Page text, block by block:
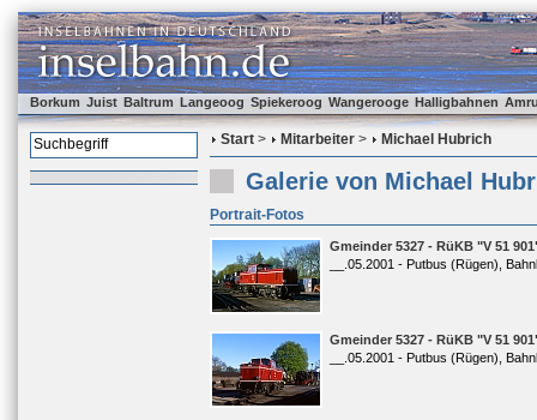
Borkum Juist Baltrum Langeoog Spiekeroog Wangerooge Halligbahnen
Start > Mitarbeiter > Michael Hubrich
Galerie von Michael
Portrait-Fotos
Gmeinder 5327 - RüKB "V 51
__.05.2001 - Putbus (Rügen),
Gmeinder 5327 - RüKB "V 51
__.05.2001 - Putbus (Rügen),